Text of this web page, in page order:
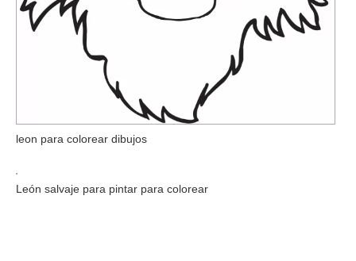
leon para colorear dibujos
León salvaje para pintar para colorear